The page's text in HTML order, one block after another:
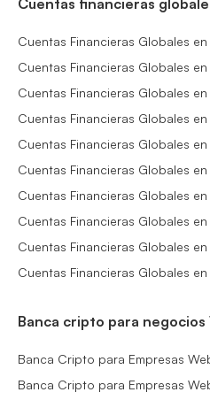
Cuentas Financieras Globales en
Cuentas Financieras Globales en
Cuentas Financieras Globales en
Cuentas Financieras Globales en
Cuentas Financieras Globales en
Cuentas Financieras Globales en
Cuentas Financieras Globales
Cuentas Financieras Globales en
Cuentas Financieras Globales
Cuentas Financieras Globales
Banca cripto para negocios
Banca Cripto para Empresas
Banca Cripto para Empresas